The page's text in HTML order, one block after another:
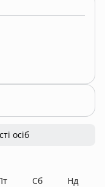
побути
моментом. 🤍
осіб
Сб Нд